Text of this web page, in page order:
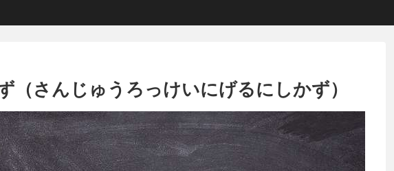
（さんじゅうろっけいにげるにしかず）